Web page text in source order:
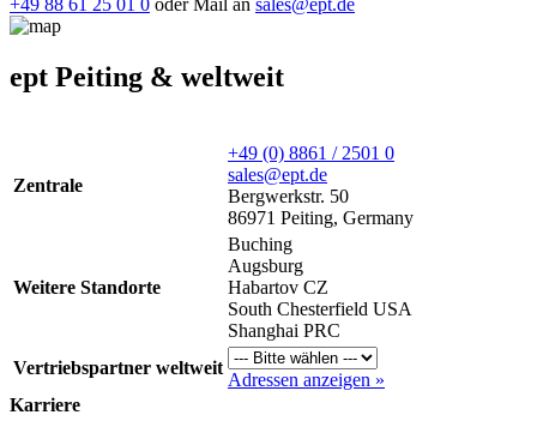
+49 88 61 25 01 0 oder Mail an sales@ept.de
ept Peiting & weltweit
Zentrale
+49 (0) 8861 / 2501 0
sales@ept.de
Bergwerkstr. 50
86971 Peiting, Germany
Weitere Standorte
Buching
Augsburg
Habartov CZ
South Chesterfield USA
Shanghai PRC
Vertriebspartner weltweit
Adressen anzeigen »
Karriere